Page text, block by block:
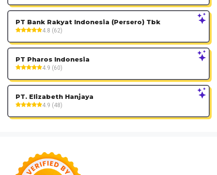
PT Bank Rakyat Indonesia (Persero) Tbk
4.8 (62)
PT Pharos Indonesia
4.9 (60)
PT. Elizabeth Hanjaya
4.9 (48)